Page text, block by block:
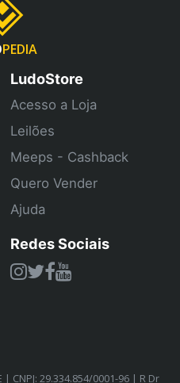
PEDIA
LudoStore
Acesso a Loja
Leilões
Meeps - Cashback
Quero Vender
Ajuda
Redes Sociais
| CNPJ: 29.334.854/0001-96 | R Dr